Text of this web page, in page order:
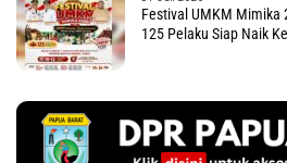
Festival UMKM Mimika
125 Pelaku Siap Naik